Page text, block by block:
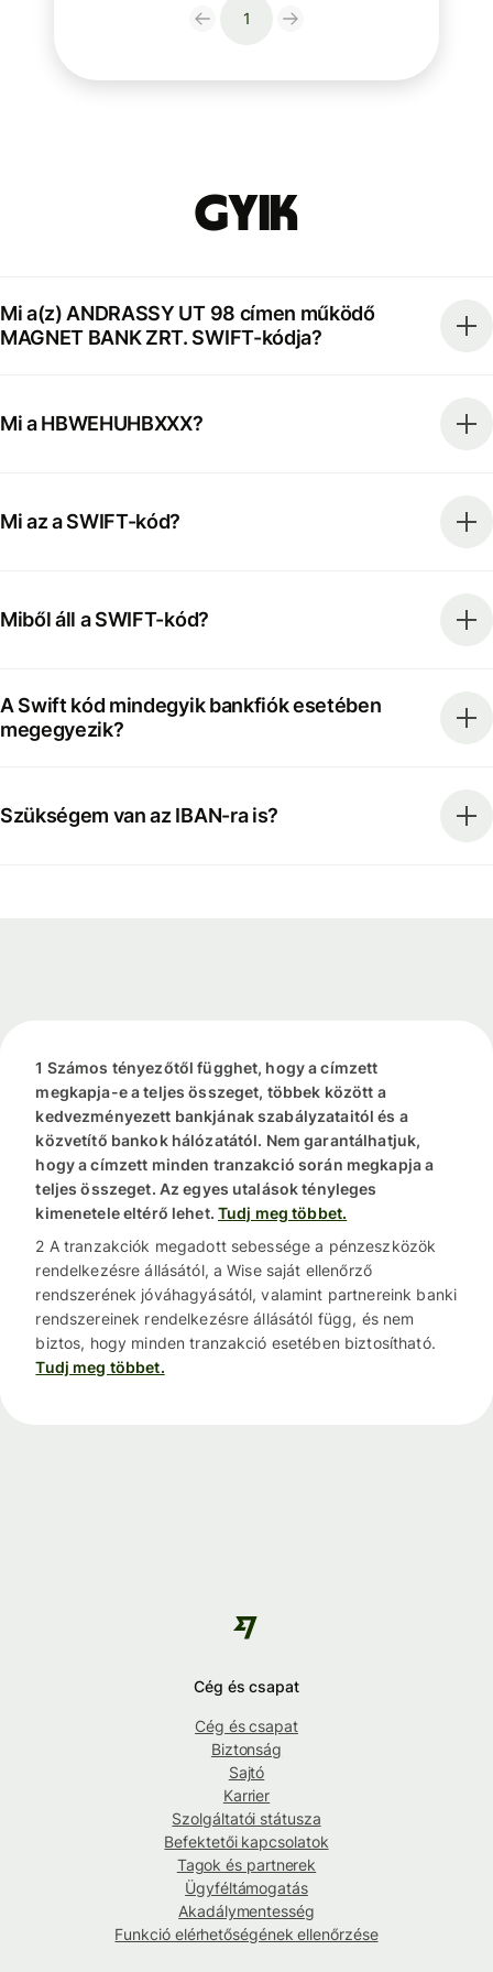
1
GYIK
Mi a(z) ANDRASSY UT 98 címen működő
MAGNET BANK ZRT. SWIFT-kódja?
Mi a HBWEHUHBXXX?
Mi az a SWIFT-kód?
Miből áll a SWIFT-kód?
A Swift kód mindegyik bankfiók esetében
megegyezik?
Szükségem van az IBAN-ra is?
1 Számos tényezőtől függhet, hogy a címzett
megkapja-e a teljes összeget, többek között a
kedvezményezett bankjának szabályzataitól és a
közvetítő bankok hálózatától. Nem garantálhatjuk,
hogy a címzett minden tranzakció során megkapja a
teljes összeget. Az egyes utalások tényleges
kimenetele eltérő lehet. Tudj meg többet.
2 A tranzakciók megadott sebessége a pénzeszközök
rendelkezésre állásától, a Wise saját ellenőrző
rendszerének jóváhagyásától, valamint partnereink banki
rendszereinek rendelkezésre állásától függ, és nem
biztos, hogy minden tranzakció esetében biztosítható.
Tudj meg többet.
Cég és csapat
Cég és csapat
Biztonság
Sajtó
Karrier
Szolgáltatói státusza
Befektetői kapcsolatok
Tagok és partnerek
Ügyféltámogatás
Akadálymentesség
Funkció elérhetőségének ellenőrzése